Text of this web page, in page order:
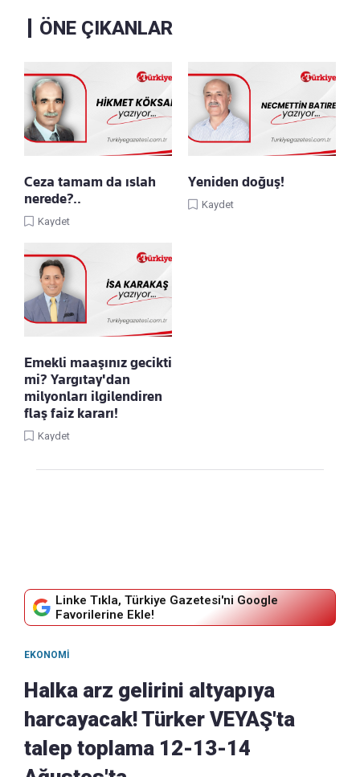
ÖNE ÇIKANLAR
Ceza tamam da ıslah
nerede?..
Kaydet
Yeniden doğuş!
Kaydet
Emekli maaşınız gecikti
mi? Yargıtay'dan
milyonları ilgilendiren
flaş faiz kararı!
Kaydet
Linke Tıkla, Türkiye Gazetesi'ni Google
Favorilerine Ekle!
EKONOMI
Halka arz gelirini altyapıya
harcayacak! Türker VEYAŞ'ta
talep toplama 12-13-14